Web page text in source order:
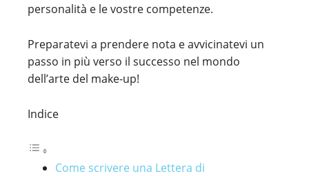
personalità e le vostre competenze.
Preparatevi a prendere nota e avvicinatevi un
passo in più verso il successo nel mondo
dell’arte del make-up!
Indice
Come scrivere una Lettera di